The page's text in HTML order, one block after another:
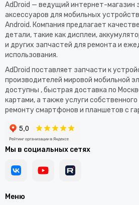
Меню
AdDroid — ведущий интернет-магазин
аксессуаров для мобильных
Android. Компания предлагает
детали, такие как дисплеи,
и других запчастей для ремонта и
использования.​
AdDroid поставляет запчасти к
производителей мировой мобильной
доступны , быстрая доставка по
картами, а также услуги
ремонту смартфонов и планшетов с
Мы в социальных сетях